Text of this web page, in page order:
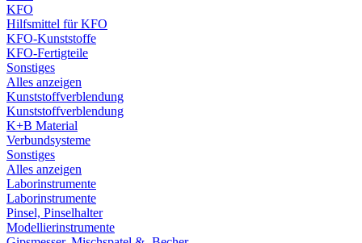
KFO
Hilfsmittel für KFO
KFO-Kunststoffe
KFO-Fertigteile
Sonstiges
Alles anzeigen
Kunststoffverblendung
Kunststoffverblendung
K+B Material
Verbundsysteme
Sonstiges
Alles anzeigen
Laborinstrumente
Laborinstrumente
Pinsel, Pinselhalter
Modellierinstrumente